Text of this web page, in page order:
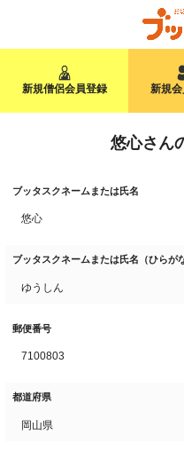
新規僧侶会員登録 新規
悠心さん
ブッタスクネームまたは氏名
悠心
ブッタスクネームまたは氏名（ひらが
ゆうしん
郵便番号
7100803
都道府県
岡山県